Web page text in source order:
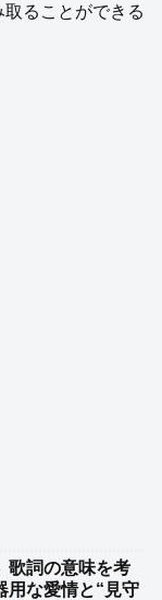
ることができる
歌詞の意味を考
用な愛情と“見守